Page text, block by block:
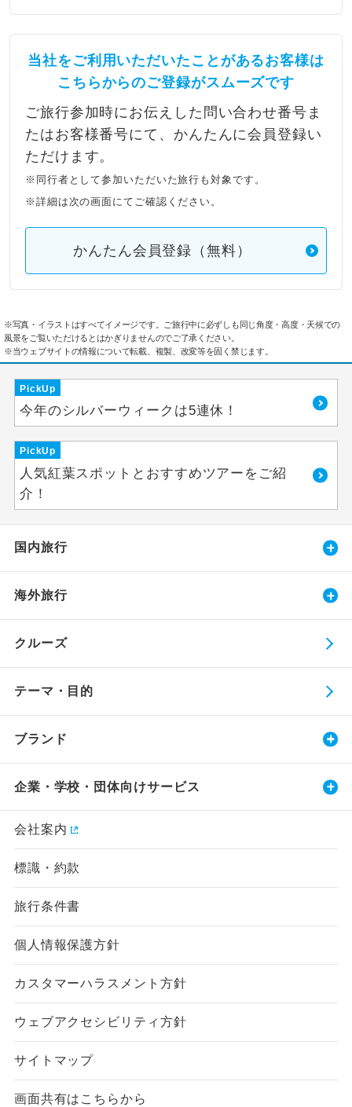
当社をご利用いただいたことがあるお客様は
こちらからのご登録がスムーズです
ご旅行参加時にお伝えした問い合わせ番号ま
たはお客様番号にて、かんたんに会員登録い
ただけます。
※同行者として参加いただいた旅行も対象です。
※詳細は次の画面にてご確認ください。
かんたん会員登録（無料）
※写真・イラストはすべてイメージです。ご旅行中に必ずしも同じ角度・高度・天候での
風景をご覧いただけるとはかぎりませんのでご了承ください。
※当ウェブサイトの情報について転載、複製、改変等を固く禁じます。
PickUp
今年のシルバーウィークは5連休！
PickUp
人気紅葉スポットとおすすめツアーをご紹
介！
国内旅行
海外旅行
クルーズ
テーマ・目的
ブランド
企業・学校・団体向けサービス
会社案内
標識・約款
旅行条件書
個人情報保護方針
カスタマーハラスメント方針
ウェブアクセシビリティ方針
サイトマップ
画面共有はこちらから